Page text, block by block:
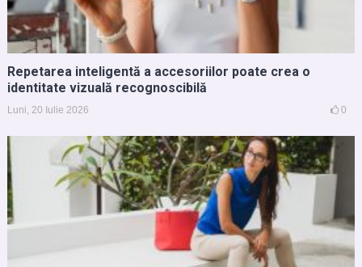
Repetarea inteligentă a accesoriilor poate crea o
identitate vizuală recognoscibilă
Luni, 20 Iulie 2026 0